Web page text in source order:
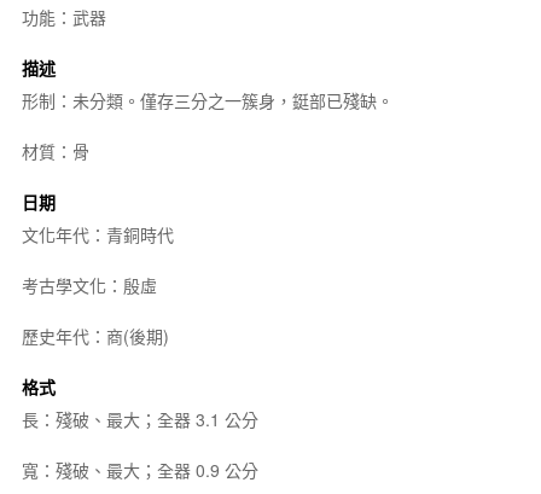
功能：武器
描述
形制：未分類。僅存三分之一簇身，鋌部已殘缺。
材質：骨
日期
文化年代：青銅時代
考古學文化：殷虛
歷史年代：商(後期)
格式
長：殘破、最大；全器 3.1 公分
寬：殘破、最大；全器 0.9 公分